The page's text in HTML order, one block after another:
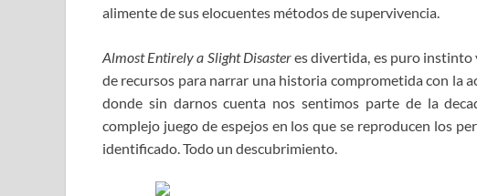
alimente de sus elocuentes métodos de supervivencia.
Almost Entirely a Slight Disasteres divertida, es puro instinto
de recursos para narrar una historia comprometida con la
donde sin darnos cuenta nos sentimos parte de la
complejo juego de espejos en los que se reproducen los
identificado. Todo un descubrimiento.